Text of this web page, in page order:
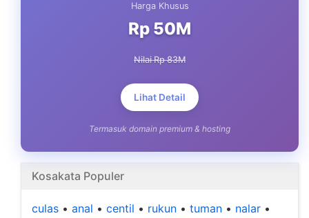
Harga Khusus
Rp 50M
Nilai Rp 83M
Lihat Detail
Termasuk domain premium & hosting
Kosakata Populer
culas • anal • centil • rukun • tuman • nalar •